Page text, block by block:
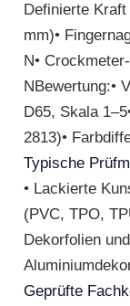
Definierte
mm)•
N•
NBewertung:•
D65, Skala
2813)•
Typische
• Lackierte
(PVC, TPO,
Dekorfolien
Geprüfte